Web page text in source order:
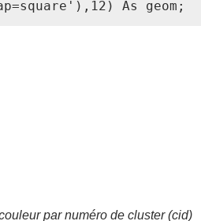
par numéro de cluster (cid)